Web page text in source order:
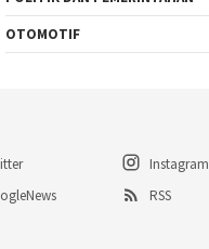
OTOMOTIF
Instagram
RSS